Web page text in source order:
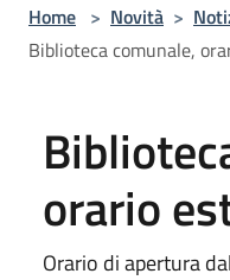
Home > Novità >
Biblioteca comunale,
orario
Orario di apertura